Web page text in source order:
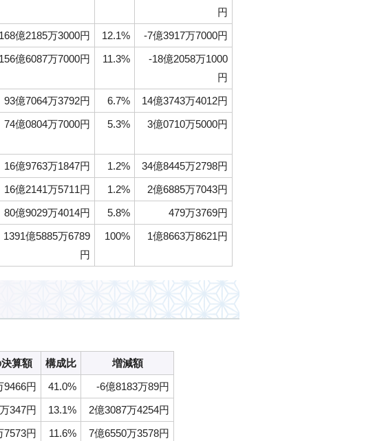
円
168億2185万3000円 12.1%
-7億3917万7000円
156億6087万7000円 11.3%
-18億2058万1000
円
93億7064万3792円 6.7%
14億3743万4012円
74億0804万7000円 5.3% 3億0710万5000円
16億9763万1847円 1.2%
34億8445万2798円
16億2141万5711円 1.2%
2億6885万7043円
80億9029万4014円 5.8%
479万3769円
1391億5885万6789
円
100% 1億8663万8621円
算額 構成比
増減額
9466円 41.0%
-6億8183万89円
347円 13.1%
2億3087万4254円
7573円 11.6%
7億6550万3578円